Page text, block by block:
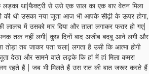
था|फैक्ट्री से उसे एक साल का एक बार वेतन मिला
की थी उसका नया जूता आज भी आपके सीढ़ी के ऊपर होगा,
लालच में उसको मार दिया और ताला लगाकर फरार हो गए|
तक नहीं लगी| कुछ दिनों बाद अजीब बदबू आने लगी और
तोड़ा तब जाकर पता चला| लगता है उसी कि आत्मा होगी
देखा और सामने वाले लड़के कि हां में हां मिला कमरा
रहते हैं | जब भी मिलते हैं उस रात की बात जरूर करते हैं